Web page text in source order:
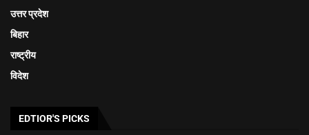
उत्तर प्रदेश
बिहार
राष्ट्रीय
विदेश
EDTIOR'S PICKS